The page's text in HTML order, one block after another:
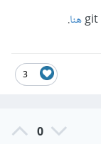
هنا.
3
0